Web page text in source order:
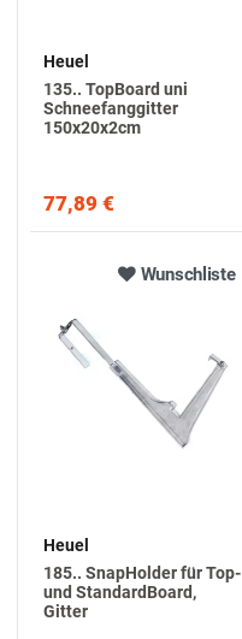
Heuel
135.. TopBoard uni
Schneefanggitter
150x20x2cm
77,89 €
Wunschliste
Heuel
185.. SnapHolder für Top-
und StandardBoard,
Gitter